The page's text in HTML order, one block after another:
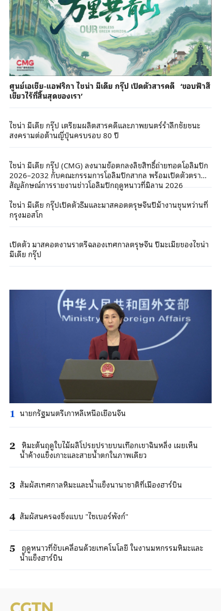
ศูนย์เอเชีย-แอฟริกา ไชน่า มีเดีย กรุ๊ป เปิดตัวสารคดี ‘ขอบฟ้าสี
เขียวไร้ที่สิ้นสุดของเรา’
ไชน่า มีเดีย กรุ๊ป เตรียมผลิตสารคดีและภาพยนตร์รำลึกชัยชนะ
สงครามต่อต้านญี่ปุ่นครบรอบ 80 ปี
ไชน่า มีเดีย กรุ๊ป (CMG) ลงนามข้อตกลงลิขสิทธิ์ถ่ายทอดโอลิมปิก
2026–2032 กับคณะกรรมการโอลิมปิกสากล พร้อมเปิดตัวตรา
สัญลักษณ์การรายงานข่าวโอลิมปิกฤดูหนาวที่มิลาน 2026
ไชน่า มีเดีย กรุ๊ปเปิดตัวธีมและมาสคอตตรุษจีนปีม้างานชุนหว่านที่
กรุงมอสโก
เปิดตัว มาสคอตงานราตรีฉลองเทศกาลตรุษจีน ปีมะเมียของไชน่า
มีเดีย กรุ๊ป
1 นายกรัฐมนตรีเกาหลีเหนือเยือนจีน
2 หิมะต้นฤดูใบไม้ผลิโปรยปรายบนเทือกเขาฉินหลิ่ง เผยเห็น
น้ำค้างแข็งเกาะและสายน้ำตกในภาพเดียว
3 สัมผัสเทศกาลหิมะและน้ำแข็งนานาชาติที่เมืองฮาร์บิน
4 สัมผัสนครฉงชิ่งแบบ "ไซเบอร์พังก์"
5
ฤดูหนาวที่ขับเคลื่อนด้วยเทคโนโลยี ในงานมหกรรมหิมะและ
น้ำแข็งฮาร์บิน